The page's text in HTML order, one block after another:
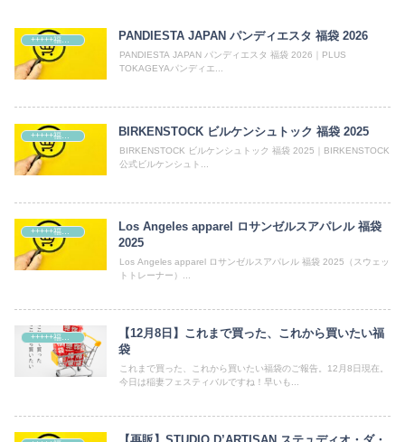
+++++福袋++++++ PANDIESTA JAPAN パンディエスタ 福袋 2026
PANDIESTA JAPAN パンディエスタ 福袋 2026｜PLUS
TOKAGEYAパンディエ...
BIRKENSTOCK ビルケンシュトック 福袋 2025
BIRKENSTOCK ビルケンシュトック 福袋 2025｜BIRKENSTOCK
公式ビルケンシュト...
Los Angeles apparel ロサンゼルスアパレル 福袋
2025
Los Angeles apparel ロサンゼルスアパレル 福袋 2025（スウェッ
トトレーナー）...
+++++福袋++++++
【12月8日】これまで買った、これから買いたい福
袋
これまで買った、これから買いたい福袋のご報告。12月8日現在。
今日は稲妻フェスティバルですね！早いも...